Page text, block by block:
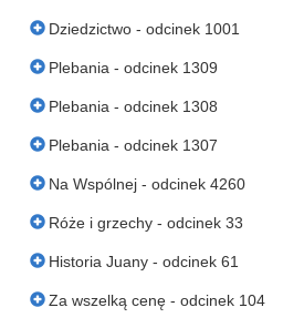
Dziedzictwo - odcinek 1001
Plebania - odcinek 1309
Plebania - odcinek 1308
Plebania - odcinek 1307
Na Wspólnej - odcinek 4260
Róże i grzechy - odcinek 33
Historia Juany - odcinek 61
Za wszelką cenę - odcinek 104